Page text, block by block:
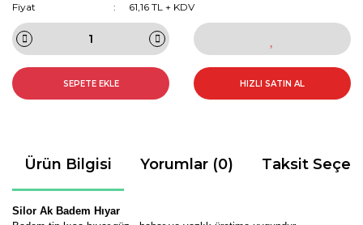
Fiyat
61,16 TL + KDV
SEPETE EKLE HIZLI SATIN AL
Ürün Bilgisi Yorumlar (0) Taksit
Silor Ak Badem Hıyar